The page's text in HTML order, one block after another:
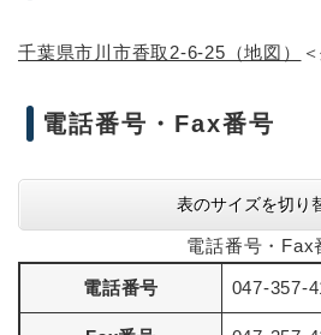
千葉県市川市香取2-6-25（地図）
電話番号・Fax番号
表のサイズを切り
電話番号・Fax
電話番号 047-357-